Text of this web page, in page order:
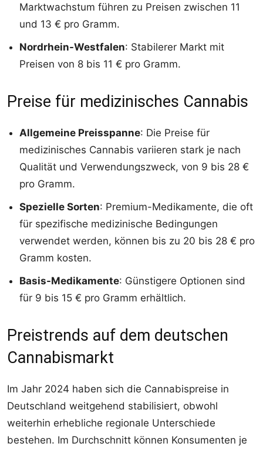
Marktwachstum führen zu Preisen zwischen 11
und 13 € pro Gramm.
Nordrhein-Westfalen: Stabilerer Markt mit
Preisen von 8 bis 11 € pro Gramm.
Preise für medizinisches Cannabis
Allgemeine Preisspanne: Die Preise für
medizinisches Cannabis variieren stark je nach
Qualität und Verwendungszweck, von 9 bis 28 €
pro Gramm.
Spezielle Sorten: Premium-Medikamente, die oft
für spezifische medizinische Bedingungen
verwendet werden, können bis zu 20 bis 28 € pro
Gramm kosten.
Basis-Medikamente: Günstigere Optionen sind
für 9 bis 15 € pro Gramm erhältlich.
Preistrends auf dem deutschen
Cannabismarkt
Im Jahr 2024 haben sich die Cannabispreise in
Deutschland weitgehend stabilisiert, obwohl
weiterhin erhebliche regionale Unterschiede
bestehen. Im Durchschnitt können Konsumenten je